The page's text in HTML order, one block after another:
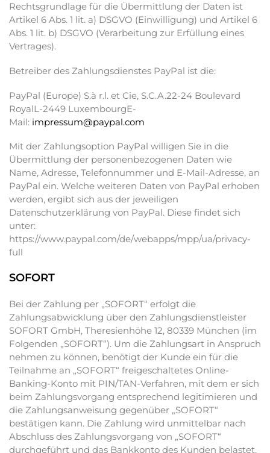
Rechtsgrundlage für die Übermittlung der Daten ist
Artikel 6 Abs. 1 lit. a) DSGVO (Einwilligung) und Artikel 6
Abs. 1 lit. b) DSGVO (Verarbeitung zur Erfüllung eines
Vertrages).
Betreiber des Zahlungsdienstes PayPal ist die:
PayPal (Europe) S.à r.l. et Cie, S.C.A.22-24 Boulevard
RoyalL-2449 LuxembourgE-
Mail: impressum@paypal.com
Mit der Zahlungsoption PayPal willigen Sie in die
Übermittlung der personenbezogenen Daten wie
Name, Adresse, Telefonnummer und E-Mail-Adresse, an
PayPal ein. Welche weiteren Daten von PayPal erhoben
werden, ergibt sich aus der jeweiligen
Datenschutzerklärung von PayPal. Diese findet sich
unter:
https://www.paypal.com/de/webapps/mpp/ua/privacy-
full
SOFORT
Bei der Zahlung per „SOFORT“ erfolgt die
Zahlungsabwicklung über den Zahlungsdienstleister
SOFORT GmbH, Theresienhöhe 12, 80339 München (im
Folgenden „SOFORT“). Um die Zahlungsart in Anspruch
nehmen zu können, benötigt der Kunde ein für die
Teilnahme an „SOFORT“ freigeschaltetes Online-
Banking-Konto mit PIN/TAN-Verfahren, mit dem er sich
beim Zahlungsvorgang entsprechend legitimieren und
die Zahlungsanweisung gegenüber „SOFORT“
bestätigen kann. Die Zahlung wird unmittelbar nach
Abschluss des Zahlungsvorgang von „SOFORT“
durchgeführt und das Bankkonto des Kunden belastet.